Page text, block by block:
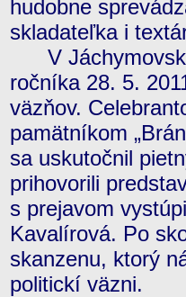
hudobne
skladateľka i
V
ročníka 28. 5.
väzňov.
pamätníkom
sa uskutočnil
prihovorili
s prejavom
Kavalírová. Po
skanzenu, ktorý
politickí väzni.